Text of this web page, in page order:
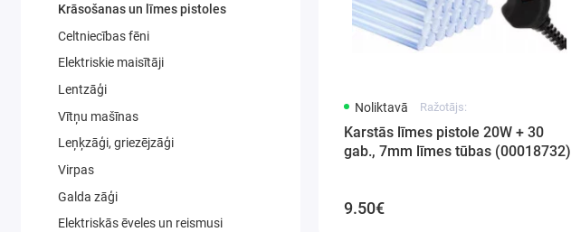
Krāsošanas un līmes pistoles
Celtniecības fēni
Elektriskie maisītāji
Lentzāģi
Vītņu mašīnas
Leņķzāģi, griezējzāģi
Virpas
Galda zāģi
Elektriskās ēveles un reismusi
Noliktavā Ražotājs:
Karstās līmes pistole 20W + 30
gab., 7mm līmes tūbas (00018732)
9.50€